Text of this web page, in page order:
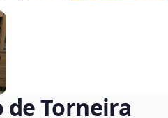
de Torneira